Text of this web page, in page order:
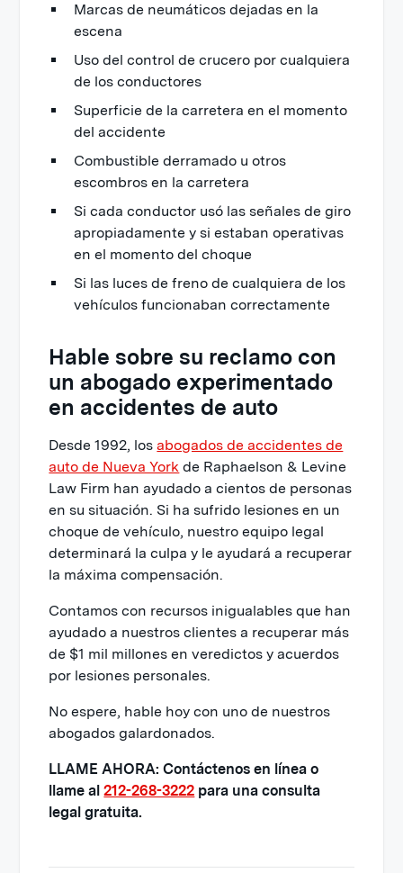
Marcas de neumáticos dejadas en la
escena
Uso del control de crucero por cualquiera
de los conductores
Superficie de la carretera en el momento
del accidente
Combustible derramado u otros
escombros en la carretera
Si cada conductor usó las señales de giro
apropiadamente y si estaban operativas
en el momento del choque
Si las luces de freno de cualquiera de los
vehículos funcionaban correctamente
Hable sobre su reclamo con
un abogado experimentado
en accidentes de auto
Desde 1992, losabogados de accidentes de
auto de Nueva York de Raphaelson & Levine
Law Firm han ayudado a cientos de personas
en su situación. Si ha sufrido lesiones en un
choque de vehículo, nuestro equipo legal
determinará la culpa y le ayudará a recuperar
la máxima compensación.
Contamos con recursos inigualables que han
ayudado a nuestros clientes a recuperar más
de $1 mil millones en veredictos y acuerdos
por lesiones personales.
No espere, hable hoy con uno de nuestros
abogados galardonados.
LLAME AHORA: Contáctenos en línea o
llame al212-268-3222 para una consulta
legal gratuita.